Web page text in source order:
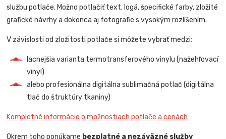
službu potlače. Možno potlačiť text, logá, špecifické farby, zložité
grafické návrhy a dokonca aj fotografie s vysokým rozlíšením.
V závislosti od zložitosti potlače si môžete vybrať medzi:
lacnejšia varianta termotransferového vinylu (nažehľovací
vinyl)
alebo profesionálna digitálna sublimačná potlač (digitálna
tlač do štruktúry tkaniny)
Kompletné informácie o možnostiach potlače a cenách
Okrem toho ponúkame bezplatné a nezáväzné služby